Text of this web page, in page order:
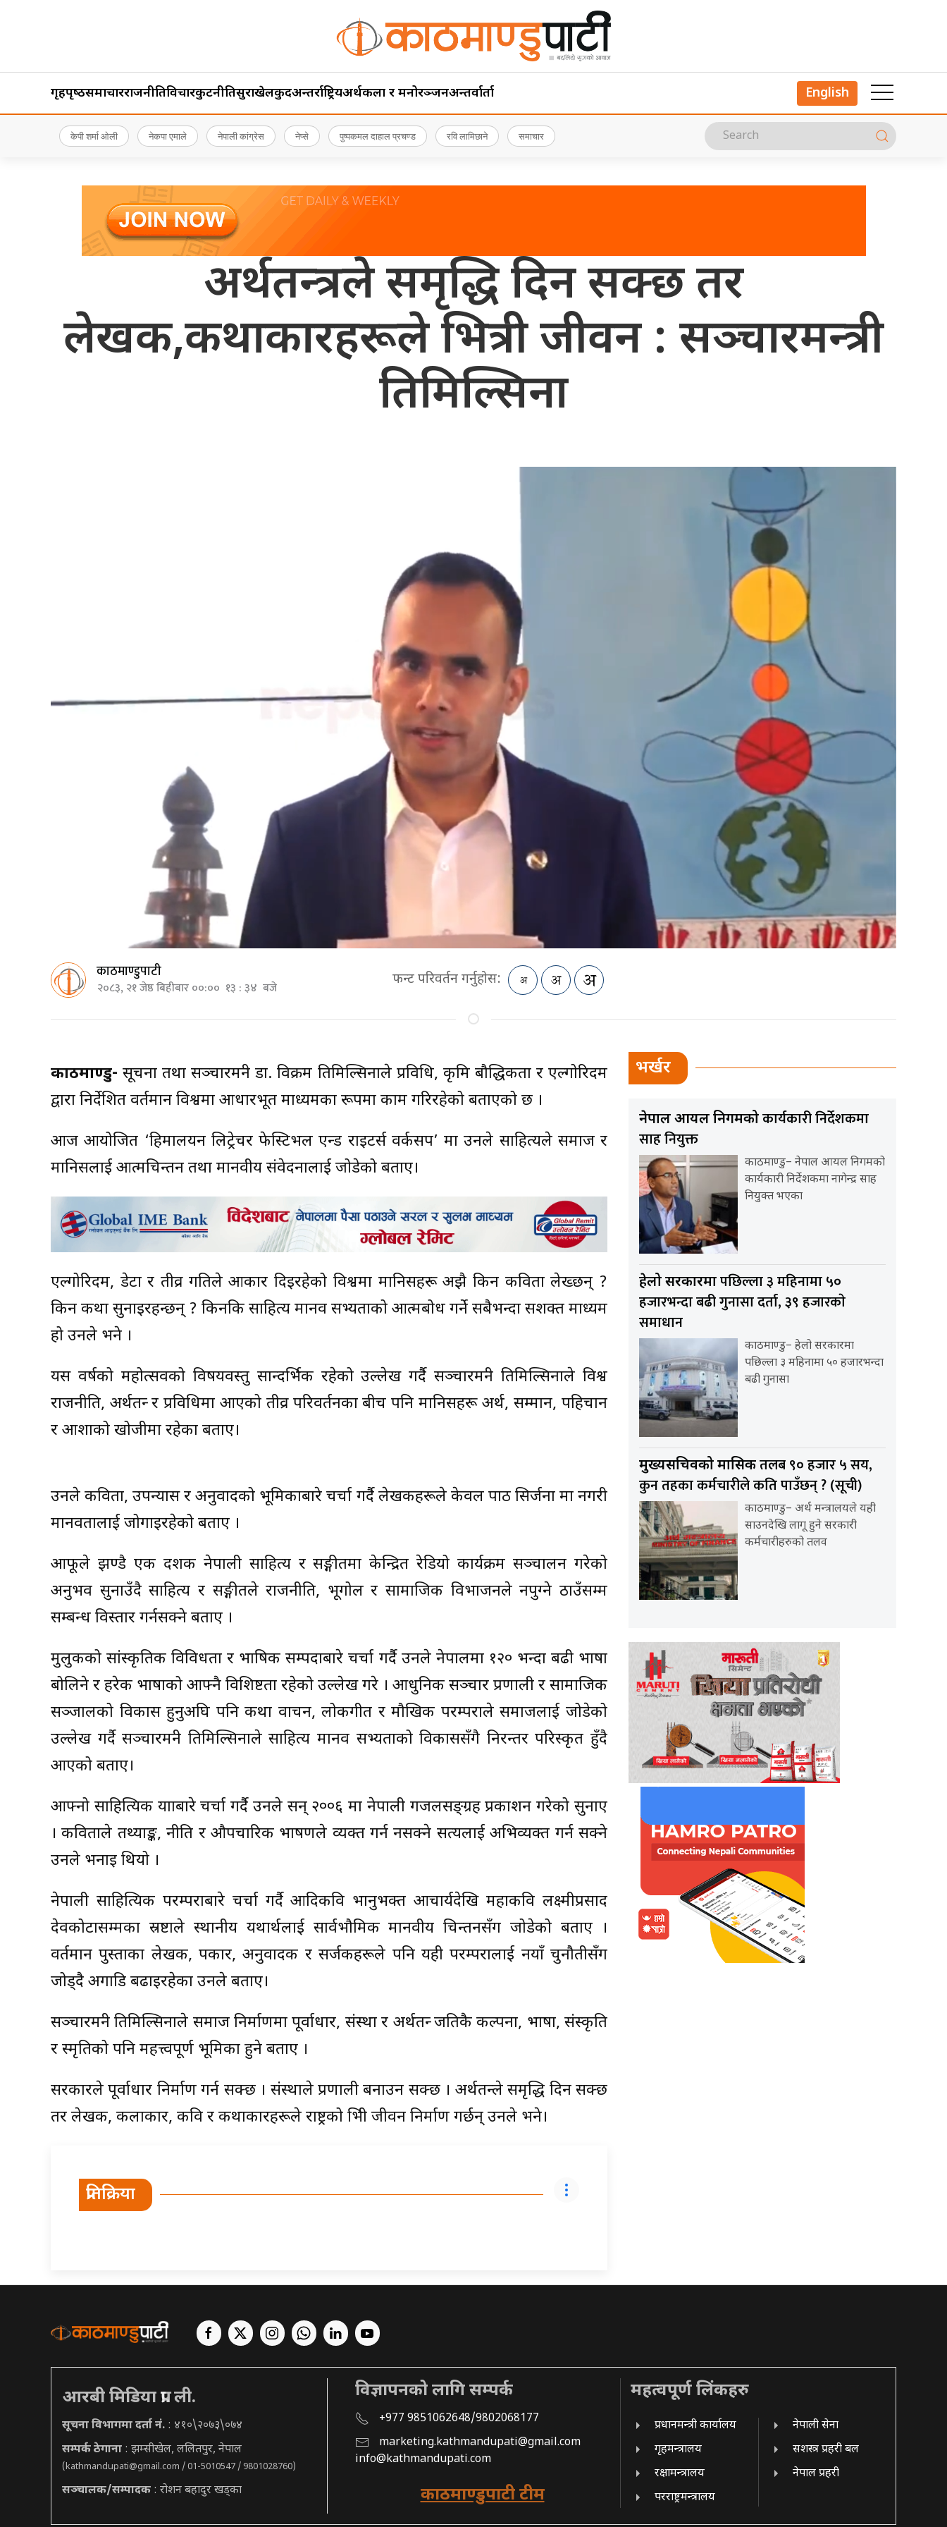
गृहपृष्‍ठसमाचारराजनीतिविचारकुटनीतिसुरक्षाखेलकुदअन्तर्राष्ट्रियअर्थकला र मनोरञ्जनअन्तर्वार्ता English
केपी शर्मा ओली नेकपा एमाले नेपाली कांग्रेस नेप्से पुष्पकमल दाहाल प्रचण्ड रवि लामिछाने समाचार
अर्थतन्त्रले समृद्धि दिन सक्छ तर
लेखक,कथाकारहरूले भित्री जीवन : सञ्चारमन्त्री
तिमिल्सिना
काठमाण्डुपाटी
२०८३, २१ जेष्ठ बिहीबार ००:०० १३ : ३४ बजे फन्ट परिवर्तन गर्नुहोस:
काठमाण्डु-सूचना तथा सञ्चारमन्त्री डा. विक्रम तिमिल्सिनाले प्रविधि, कृत्रिम बौद्धिकता र एल्गोरिदम
द्वारा निर्देशित वर्तमान विश्वमा आधारभूत माध्यमका रूपमा काम गरिरहेको बताएको छ ।
आज आयोजित ‘हिमालयन लिट्रेचर फेस्टिभल एन्ड राइटर्स वर्कसप’ मा उनले साहित्यले समाज र
मानिसलाई आत्मचिन्तन तथा मानवीय संवेदनालाई जोडेको बताए।
एल्गोरिदम, डेटा र तीव्र गतिले आकार दिइरहेको विश्वमा मानिसहरू अझै किन कविता लेख्छन् ?
किन कथा सुनाइरहन्छन् ? किनकि साहित्य मानव सभ्यताको आत्मबोध गर्ने सबैभन्दा सशक्त माध्यम
हो उनले भने ।
यस वर्षको महोत्सवको विषयवस्तु सान्दर्भिक रहेको उल्लेख गर्दै सञ्चारमन्त्री तिमिल्सिनाले विश्व
राजनीति, अर्थतन्त्र र प्रविधिमा आएको तीव्र परिवर्तनका बीच पनि मानिसहरू अर्थ, सम्मान, पहिचान
र आशाको खोजीमा रहेका बताए।
उनले कविता, उपन्यास र अनुवादको भूमिकाबारे चर्चा गर्दै लेखकहरूले केवल पाठ सिर्जना मात्र नगरी
मानवतालाई जोगाइरहेको बताए ।
आफूले झण्डै एक दशक नेपाली साहित्य र सङ्गीतमा केन्द्रित रेडियो कार्यक्रम सञ्चालन गरेको
अनुभव सुनाउँदै साहित्य र सङ्गीतले राजनीति, भूगोल र सामाजिक विभाजनले नपुग्ने ठाउँसम्म
सम्बन्ध विस्तार गर्नसक्ने बताए ।
मुलुकको सांस्कृतिक विविधता र भाषिक सम्पदाबारे चर्चा गर्दै उनले नेपालमा १२० भन्दा बढी भाषा
बोलिने र हरेक भाषाको आफ्नै विशिष्टता रहेको उल्लेख गरे । आधुनिक सञ्चार प्रणाली र सामाजिक
सञ्जालको विकास हुनुअघि पनि कथा वाचन, लोकगीत र मौखिक परम्पराले समाजलाई जोडेको
उल्लेख गर्दै सञ्चारमन्त्री तिमिल्सिनाले साहित्य मानव सभ्यताको विकाससँगै निरन्तर परिस्कृत हुँदै
आएको बताए।
आफ्नो साहित्यिक यात्राबारे चर्चा गर्दै उनले सन् २००६ मा नेपाली गजलसङ्ग्रह प्रकाशन गरेको सुनाए
। कविताले तथ्याङ्क, नीति र औपचारिक भाषणले व्यक्त गर्न नसक्ने सत्यलाई अभिव्यक्त गर्न सक्ने
उनले भनाइ थियो ।
नेपाली साहित्यिक परम्पराबारे चर्चा गर्दै आदिकवि भानुभक्त आचार्यदेखि महाकवि लक्ष्मीप्रसाद
देवकोटासम्मका स्रष्टाले स्थानीय यथार्थलाई सार्वभौमिक मानवीय चिन्तनसँग जोडेको बताए ।
वर्तमान पुस्ताका लेखक, पत्रकार, अनुवादक र सर्जकहरूले पनि यही परम्परालाई नयाँ चुनौतीसँग
जोड्दै अगाडि बढाइरहेका उनले बताए।
सञ्चारमन्त्री तिमिल्सिनाले समाज निर्माणमा पूर्वाधार, संस्था र अर्थतन्त्र जतिकै कल्पना, भाषा, संस्कृति
र स्मृतिको पनि महत्त्वपूर्ण भूमिका हुने बताए ।
सरकारले पूर्वाधार निर्माण गर्न सक्छ । संस्थाले प्रणाली बनाउन सक्छ । अर्थतन्त्रले समृद्धि दिन सक्छ
तर लेखक, कलाकार, कवि र कथाकारहरूले राष्ट्रको भित्री जीवन निर्माण गर्छन् उनले भने।
प्रतिक्रिया
भर्खर
नेपाल आयल निगमकोकार्यकारी निर्देशकमा
साह नियुक्त
काठमाण्डु– नेपाल आयल निगमको
कार्यकारी निर्देशकमा नागेन्द्र साह
नियुक्त भएका
हेलो सरकारमापछिल्ला ३ महिनामा ५०
हजारभन्दा बढी गुनासा दर्ता, ३९ हजारकाे
समाधान
काठमाण्डु– हेलो सरकारमा
पछिल्ला ३ महिनामा ५० हजारभन्दा
बढी गुनासा
मुख्यसचिवको मासिकतलब ९० हजार ५ सय,
कुन तहका कर्मचारीले कति पाउँछन् ? (सूची)
काठमाण्डु– अर्थ मन्त्रालयले यही
साउनदेखि लागू हुने सरकारी
कर्मचारीहरुको तलव
आरबी मिडिया प्रा. ली.
सूचना विभागमा दर्ता नं. : ४१०\२०७३\०७४
सम्पर्क ठेगाना : झम्सीखेल, ललितपुर, नेपाल
(kathmandupati@gmail.com / 01-5010547 / 9801028760)
सञ्चालक/सम्पादक : रोशन बहादुर खड्का
विज्ञापनको लागि सम्पर्क
+977 9851062648/9802068177
marketing.kathmandupati@gmail.com
info@kathmandupati.com
काठमाण्डुपाटी टीम
महत्वपूर्ण लिंकहरु
प्रधानमन्त्री कार्यालय
गृहमन्त्रालय
रक्षामन्त्रालय
परराष्ट्रमन्त्रालय
नेपाली सेना
सशस्त्र प्रहरी बल
नेपाल प्रहरी